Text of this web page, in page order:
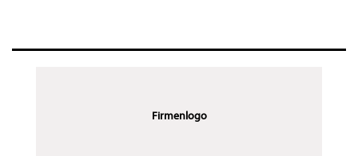
Firmenlogo